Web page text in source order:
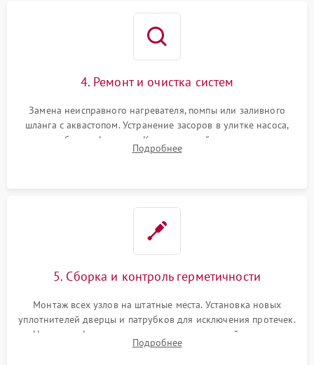
4. Ремонт и очистка систем
Замена неисправного нагревателя, помпы или заливного
шланга с аквастопом. Устранение засоров в улитке насоса,
патрубках и фильтрах. Компонентный ремонт платы
управления, восстановление поврежденной проводки.
Подробнее
5. Сборка и контроль герметичности
Монтаж всех узлов на штатные места. Установка новых
уплотнителей дверцы и патрубков для исключения протечек.
Надежная фиксация хомутов гидравлической системы,
сборка корпуса и установка датчика поплавка.
Подробнее